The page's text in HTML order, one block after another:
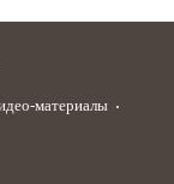
материалы